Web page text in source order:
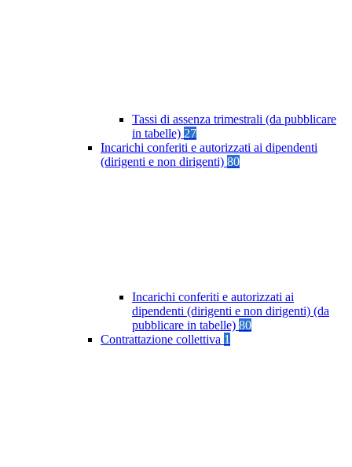
Tassi di assenza trimestrali (da pubblicare
in tabelle) 27
Incarichi conferiti e autorizzati ai dipendenti
(dirigenti e non dirigenti) 80
Incarichi conferiti e autorizzati ai
dipendenti (dirigenti e non dirigenti) (da
pubblicare in tabelle) 80
Contrattazione collettiva 1